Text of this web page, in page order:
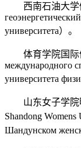
西南石油大学俄
университета）。
体育学院国际
международного
университета
山东女子学院明
Shandong
Шандунском